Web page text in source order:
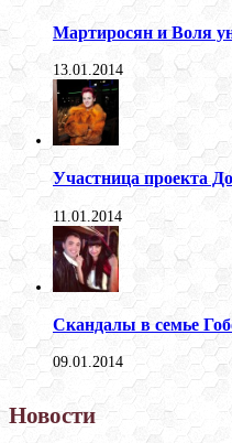
Мартиросян и Воля
13.01.2014
Участница проекта
11.01.2014
Скандалы в семье
09.01.2014
Новости